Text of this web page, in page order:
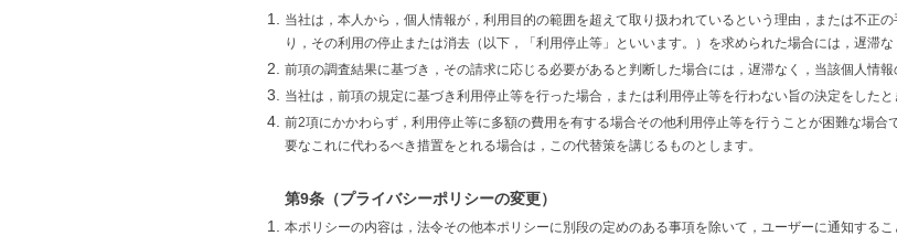
当社は，本人から，個人情報が，利用目的の範囲を超えて取り扱われているという理由，または不正
り，その利用の停止または消去（以下，「利用停止等」といいます。）を求められた場合には，遅滞な
前項の調査結果に基づき，その請求に応じる必要があると判断した場合には，遅滞なく，当該個人情報
当社は，前項の規定に基づき利用停止等を行った場合，または利用停止等を行わない旨の決定をした
前2項にかかわらず，利用停止等に多額の費用を有する場合その他利用停止等を行うことが困難な場
要なこれに代わるべき措置をとれる場合は，この代替策を講じるものとします。
第9条（プライバシーポリシーの変更）
本ポリシーの内容は，法令その他本ポリシーに別段の定めのある事項を除いて，ユーザーに通知する